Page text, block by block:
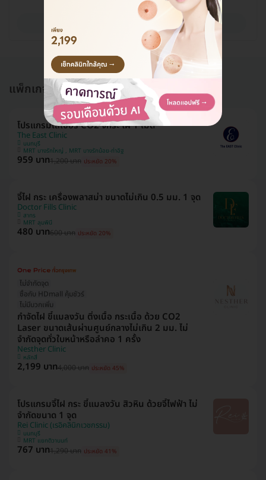
ดูรายละเอียด
แพ็กเกจอื่นใน จี้ไฝ กระ และรอยปาน
โปรแกรมเลเซอร์ CO2 จี้กระ ไฝ 1 เม็ด
The East Clinic
นนทบุรี
MRT บางรักใหญ่ , MRT บางรักน้อย-ท่าอิฐ
959 บาท1,200 บาท ประหยัด 20%
จี้ไฝ กระ เครื่องพลาสม่า ขนาดไม่เกิน 0.5 มม. 1 จุด
Doctor Fills Clinic
สาทร
MRT ลุมพินี
480 บาท600 บาท ประหยัด 20%
ไม่จำกัดจุด
ซื้อกับ HDmall คุ้มชัวร์
ไม่มีบวกเพิ่ม
กำจัดไฝ ขี้แมลงวัน ติ่งเนื้อ กระเนื้อ ด้วย CO2
Laser ขนาดเส้นผ่านศูนย์กลางไม่เกิน 2 มม. ไม่
จำกัดจุดทั่วใบหน้าหรือลำคอ 1 ครั้ง
Nesther Clinic
หลักสี่
2,199 บาท4,000 บาท ประหยัด 45%
โปรแกรมจี้ไฝ กระ ขี้แมลงวัน สิวหิน ด้วยจี้ไฟฟ้า ไม่
จำกัดขนาด 1 จุด
Rei Clinic (เรอิคลินิกเวชกรรม)
นนทบุรี
MRT แยกติวานนท์
767 บาท1,290 บาท ประหยัด 41%